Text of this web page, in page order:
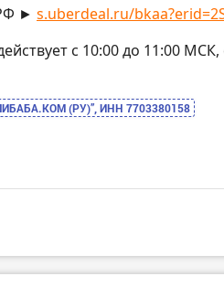
► s.uberdeal.ru/
с 10:00 до 11:00
(РУ)”, ИНН 7703380158